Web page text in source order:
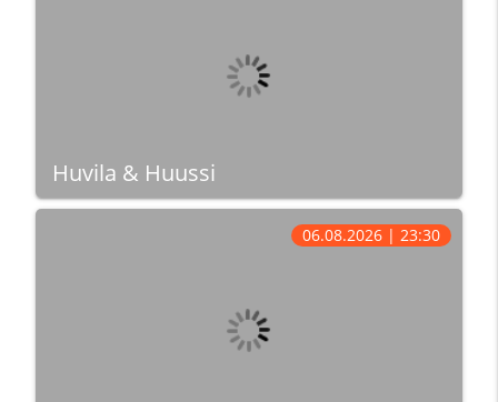
Huvila & Huussi
06.08.2026 | 23:30